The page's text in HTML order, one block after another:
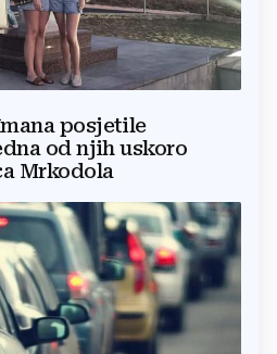
posjetile
od njih uskoro
Mrkodola